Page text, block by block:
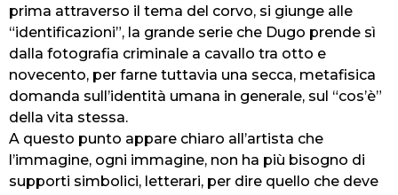
prima attraverso il tema del corvo, si giunge alle
“identificazioni”, la grande serie che Dugo prende sì
dalla fotografia criminale a cavallo tra otto e
novecento, per farne tuttavia una secca, metafisica
domanda sull’identità umana in generale, sul “cos’è”
della vita stessa.
A questo punto appare chiaro all’artista che
l’immagine, ogni immagine, non ha più bisogno di
supporti simbolici, letterari, per dire quello che deve